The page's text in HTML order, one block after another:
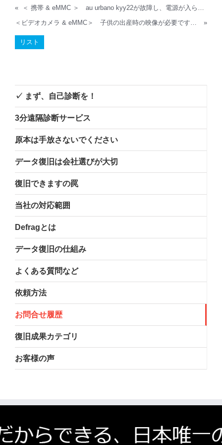
«
＜ 携帯 & eMMC ＞ au urbano kyy22が故障し、電源が入らなくなりました。
＜ビデオカメラ & eMMC＞ 子供の出産時の映像が必要です。（他社復旧不可）
»
リスト
✓ まず、自己診断を！
3分遠隔診断サービス
原本は手放さないでください
データ復旧は会社選びが大切
復旧できますの罠
当社の対応範囲
Defragとは
データ復旧の仕組み
よくある質問など
依頼方法
お問合せ履歴
復旧成果カテゴリ
お客様の声